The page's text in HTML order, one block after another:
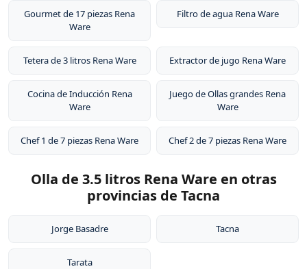
Gourmet de 17 piezas Rena
Ware
Filtro de agua Rena Ware
Tetera de 3 litros Rena Ware Extractor de jugo Rena Ware
Cocina de Inducción Rena
Ware
Juego de Ollas grandes Rena
Ware
Chef 1 de 7 piezas Rena Ware Chef 2 de 7 piezas Rena Ware
Olla de 3.5 litros Rena Ware en otras
provincias de Tacna
Jorge Basadre Tacna
Tarata